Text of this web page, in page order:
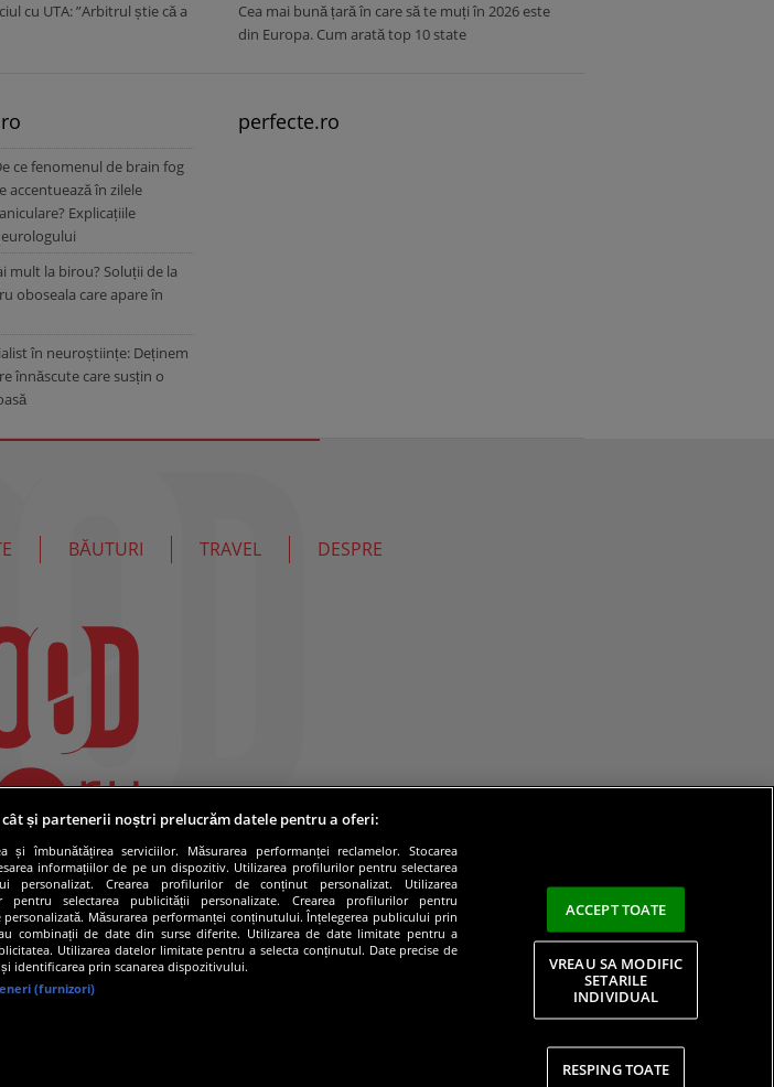
cu UTA: ”Arbitrul știe că a
Cea mai bună țară în care să te muți în 2026 este
din Europa. Cum arată top 10 state
ce fenomenul de brain fog
accentuează în zilele
Explicațiile
mult la birou? Soluții de la
oboseala care apare în
în neuroștiințe: Deținem
înnăscute care susțin o
perfecte.ro
BĂUTURI TRAVEL DESPRE
și partenerii noștri prelucrăm datele pentru a oferi:
și îmbunătățirea serviciilor. Măsurarea performanței reclamelor. Stocarea
informațiilor de pe un dispozitiv. Utilizarea profilurilor pentru selectarea
personalizat. Crearea profilurilor de conținut personalizat. Utilizarea
pentru selectarea publicității personalizate. Crearea profilurilor pentru
personalizată. Măsurarea performanței conținutului. Înțelegerea publicului prin
combinații de date din surse diferite. Utilizarea de date limitate pentru a
Utilizarea datelor limitate pentru a selecta conținutul. Date precise de
identificarea prin scanarea dispozitivului.
(furnizori)
ACCEPT TOATE
RESPING TOATE
VREAU SA MODIFIC
SETARILE
INDIVIDUAL